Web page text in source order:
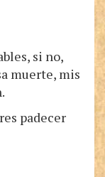
si no,
muerte, mis
padecer